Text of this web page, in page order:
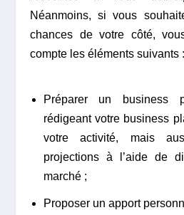
Néanmoins, si vous
chances de votre côté,
compte les éléments suivants :
Préparer un
rédigeant votre business
votre activité, mais
projections à l’aide de
marché ;
Proposer un apport